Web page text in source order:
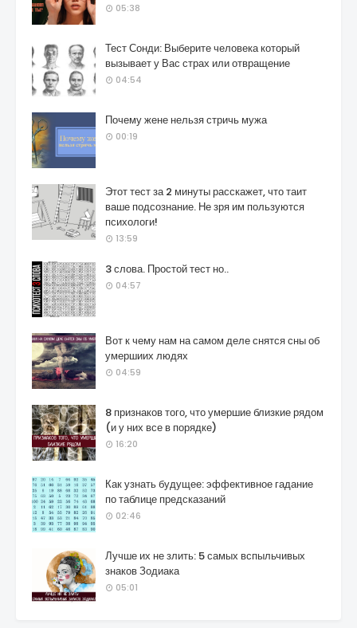
05:38
Тест Сонди: Выберите человека который
вызывает у Вас страх или отвращение
04:54
Почему жене нельзя стричь мужа
00:19
Этот тест за 2 минуты расскажет, что таит
ваше подсознание. Не зря им пользуются
психологи!
13:59
3 слова. Простой тест но..
04:57
Вот к чему нам на самом деле снятся сны об
умершиих людях
04:59
8 признаков того, что умершие близкие рядом
(и у них все в порядке)
16:20
Как узнать будущее: эффективное гадание
по таблице предсказаний
02:46
Лучше их не злить: 5 самых вспыльчивых
знаков Зодиака
05:01